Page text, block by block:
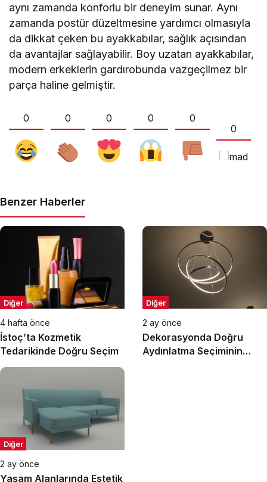
aynı zamanda konforlu bir deneyim sunar. Aynı
zamanda postür düzeltmesine yardımcı olmasıyla
da dikkat çeken bu ayakkabılar, sağlık açısından
da avantajlar sağlayabilir. Boy uzatan ayakkabılar,
modern erkeklerin gardırobunda vazgeçilmez bir
parça haline gelmiştir.
0 0 0 0
0
0
Benzer Haberler
Diğer
4 hafta önce
İstoç’ta Kozmetik
Tedarikinde Doğru Seçim
Diğer
2 ay önce
Dekorasyonda Doğru
Aydınlatma Seçiminin
Diğer
2 ay önce
Yaşam Alanlarında Estetik